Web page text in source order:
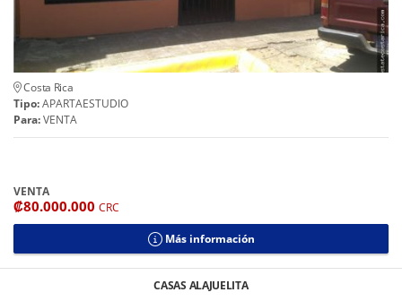
Costa Rica
Tipo:APARTAESTUDIO
Para:VENTA
VENTA
₡80.000.000 CRC
Más información
CASAS ALAJUELITA